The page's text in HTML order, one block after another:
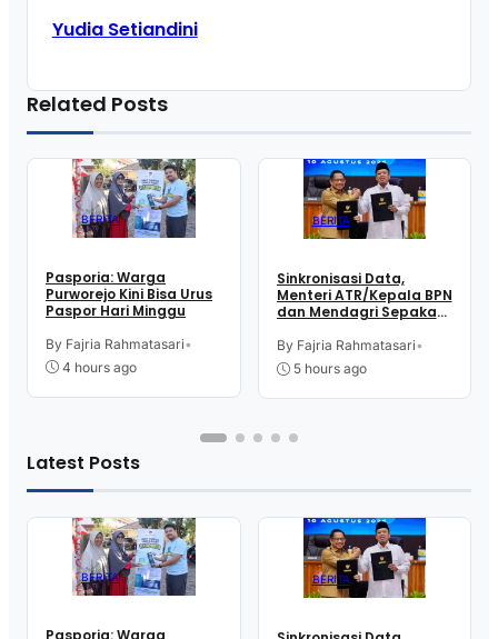
Yudia Setiandini
Related Posts
BERITA
Pasporia: Warga
Purworejo Kini Bisa Urus
Paspor Hari Minggu
By Fajria Rahmatasari•
4 hours ago
BERITA
Sinkronisasi Data,
Menteri ATR/Kepala BPN
dan Mendagri Sepakati
NOP
By Fajria Rahmatasari•
5 hours ago
Latest Posts
BERITA
Pasporia: Warga
BERITA